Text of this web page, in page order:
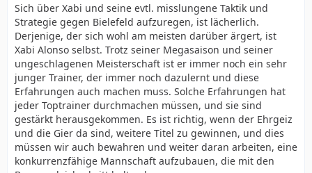
Sich über Xabi und seine evtl. misslungene Taktik und
Strategie gegen Bielefeld aufzuregen, ist lächerlich.
Derjenige, der sich wohl am meisten darüber ärgert, ist
Xabi Alonso selbst. Trotz seiner Megasaison und seiner
ungeschlagenen Meisterschaft ist er immer noch ein sehr
junger Trainer, der immer noch dazulernt und diese
Erfahrungen auch machen muss. Solche Erfahrungen hat
jeder Toptrainer durchmachen müssen, und sie sind
gestärkt herausgekommen. Es ist richtig, wenn der Ehrgeiz
und die Gier da sind, weitere Titel zu gewinnen, und dies
müssen wir auch bewahren und weiter daran arbeiten, eine
konkurrenzfähige Mannschaft aufzubauen, die mit den